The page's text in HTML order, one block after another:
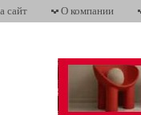
сайт О компании